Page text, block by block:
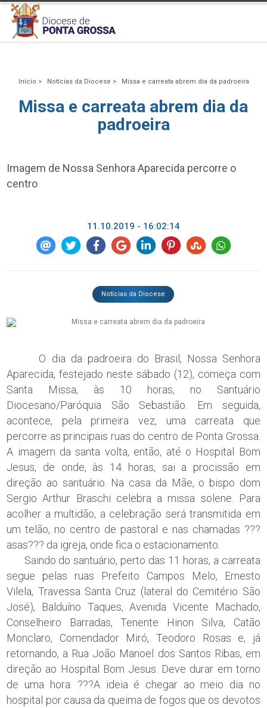
Início > Notícias da Diocese > Missa e carreata abrem dia da padroeira
Missa e carreata abrem dia da
padroeira
Imagem de Nossa Senhora Aparecida percorre o
centro
11.10.2019 - 16:02:14
Notícias da Diocese
O dia da padroeira do Brasil, Nossa Senhora
Aparecida, festejado neste sábado (12), começa com
Santa Missa, às 10 horas, no Santuário
Diocesano/Paróquia São Sebastião. Em seguida,
acontece, pela primeira vez, uma carreata que
percorre as principais ruas do centro de Ponta Grossa.
A imagem da santa volta, então, até o Hospital Bom
Jesus, de onde, às 14 horas, sai a procissão em
direção ao santuário. Na casa da Mãe, o bispo dom
Sergio Arthur Braschi celebra a missa solene. Para
acolher a multidão, a celebração será transmitida em
um telão, no centro de pastoral e nas chamadas ???
asas??? da igreja, onde fica o estacionamento.
Saindo do santuário, perto das 11 horas, a carreata
segue pelas ruas Prefeito Campos Melo, Ernesto
Vilela, Travessa Santa Cruz (lateral do Cemitério São
José), Balduíno Taques, Avenida Vicente Machado,
Conselheiro Barradas, Tenente Hinon Silva, Catão
Monclaro, Comendador Miró, Teodoro Rosas e, já
retornando, a Rua João Manoel dos Santos Ribas, em
direção ao Hospital Bom Jesus. Deve durar em torno
de uma hora. ???A ideia é chegar ao meio dia no
hospital por causa da queima de fogos que os devotos